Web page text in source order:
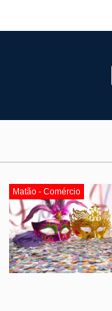
Matão - Comércio